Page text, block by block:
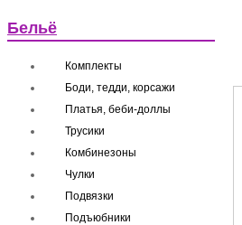
Бельё
Комплекты
Боди, тедди, корсажи
Платья, беби-доллы
Трусики
Комбинезоны
Чулки
Подвязки
Подъюбники